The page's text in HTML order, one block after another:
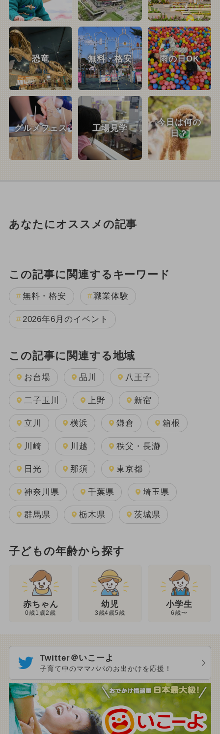
恐竜 無料・格安 雨の日OK
グルメフェス 工場見学
今日は何の
日？
あなたにオススメの記事
この記事に関連するキーワード
無料・格安 職業体験
2026年6月のイベント
この記事に関連する地域
お台場 品川 八王子
二子玉川 上野 新宿
立川 横浜 鎌倉 箱根
川崎 川越 秩父・長瀞
日光 那須 東京都
神奈川県 千葉県 埼玉県
群馬県 栃木県 茨城県
子どもの年齢から探す
赤ちゃん
0歳1歳2歳
幼児
3歳4歳5歳
小学生
6歳〜
Twitter＠いこーよ
子育て中のママパパのお出かけを応援！